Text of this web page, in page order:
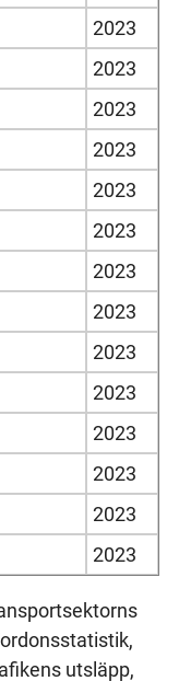
2023
2023
2023
2023
2023
2023
2023
2023
2023
2023
2023
2023
2023
2023
utsläpp,